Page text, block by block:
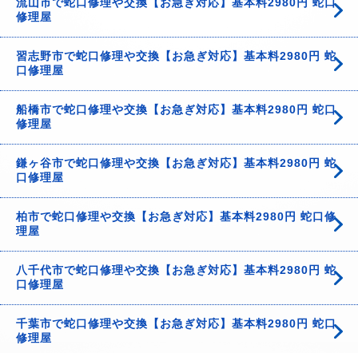
修理屋
習志野市で蛇口修理や交換【お急ぎ対応】基本料2980円 蛇
口修理屋
船橋市で蛇口修理や交換【お急ぎ対応】基本料2980円 蛇口
修理屋
鎌ヶ谷市で蛇口修理や交換【お急ぎ対応】基本料2980円 蛇
口修理屋
柏市で蛇口修理や交換【お急ぎ対応】基本料2980円 蛇口修
理屋
八千代市で蛇口修理や交換【お急ぎ対応】基本料2980円 蛇
口修理屋
千葉市で蛇口修理や交換【お急ぎ対応】基本料2980円 蛇口
修理屋